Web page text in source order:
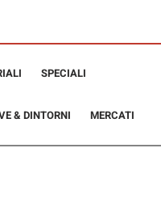
SPECIALI
& DINTORNI MERCATI